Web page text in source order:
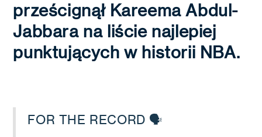
prześcignął Kareema Abdul-
Jabbara na liście najlepiej
punktujących w historii NBA.
FOR THE RECORD 🗣